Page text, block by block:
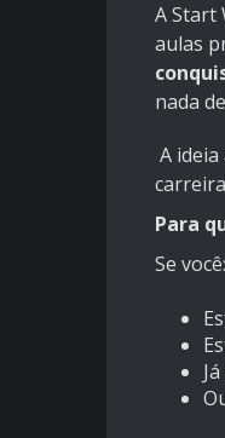
A Start
aulas
nada
A
Para
Se você: